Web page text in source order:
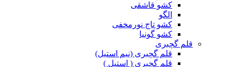
کشو قاشقی
الگو
کشو تاج نورمخفی
کشو گونیا
قلم گچبری
قلم گچبری (نیم استیل)
قلم گچبری ( استیل )